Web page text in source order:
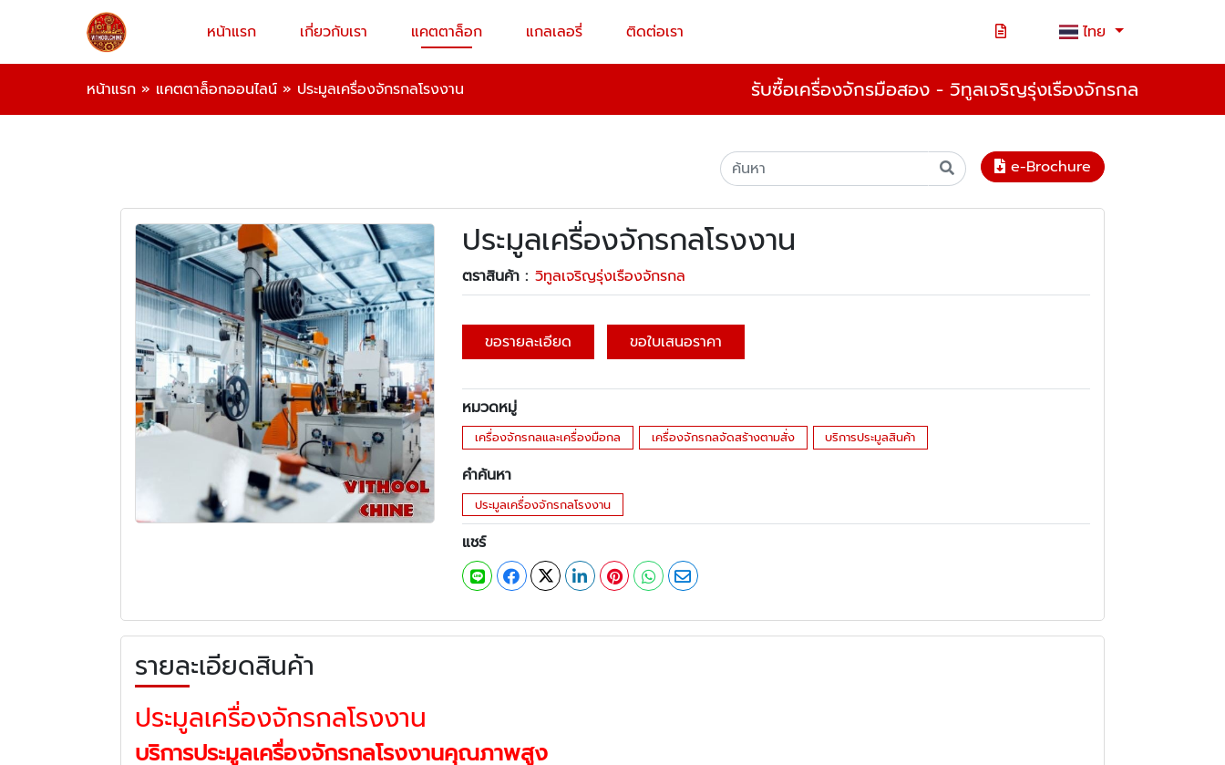
หน้าแรก เกี่ยวกับเรา แคตตาล็อก แกลเลอรี่ ติดต่อเรา ไทย
หน้าแรก » แคตตาล็อกออนไลน์ » ประมูลเครื่องจักรกลโรงงาน รับซื้อเครื่องจักรมือสอง - วิทูลเจริญรุ่งเรืองจักรกล
e-Brochure
ประมูลเครื่องจักรกลโรงงาน
ตราสินค้า : วิทูลเจริญรุ่งเรืองจักรกล
ขอรายละเอียด ขอใบเสนอราคา
หมวดหมู่
เครื่องจักรกลและเครื่องมือกล เครื่องจักรกลจัดสร้างตามสั่ง บริการประมูลสินค้า
คำค้นหา
ประมูลเครื่องจักรกลโรงงาน
แชร์
รายละเอียดสินค้า
ประมูลเครื่องจักรกลโรงงาน
บริการประมูลเครื่องจักรกลโรงงานคุณภาพสูง